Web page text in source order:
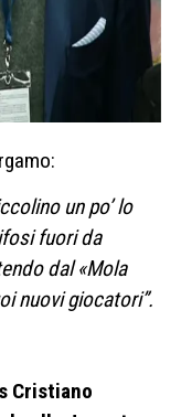
un po’ lo
fuori da
dal «Mola
nuovi giocatori”.
Cristiano